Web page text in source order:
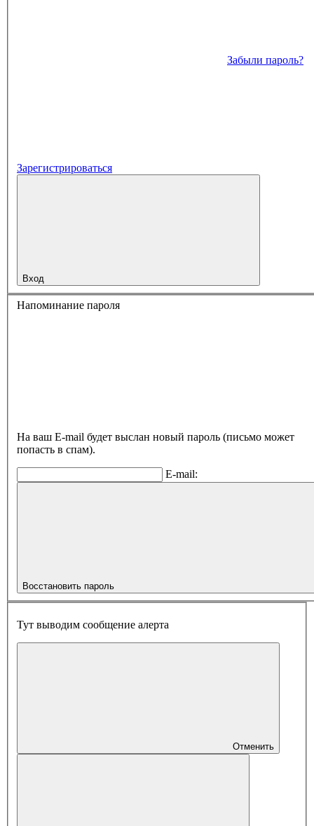
Забыли пароль?
Зарегистрироваться
Вход
Напоминание пароля
На ваш E-mail будет выслан новый пароль (письмо может
попасть в спам).
E-mail:
Восстановить пароль
Тут выводим сообщение алерта
Отменить